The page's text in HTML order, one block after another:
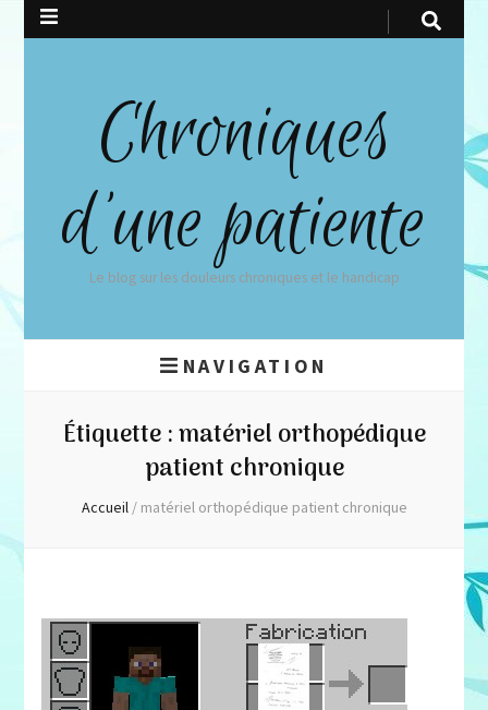
Chroniques
d'une patiente
Le blog sur les douleurs chroniques et le handicap
NAVIGATION
Étiquette :matériel orthopédique
patient chronique
Accueil/ matériel orthopédique patient chronique